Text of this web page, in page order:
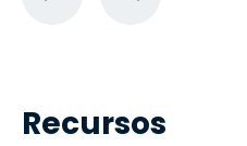
Recursos